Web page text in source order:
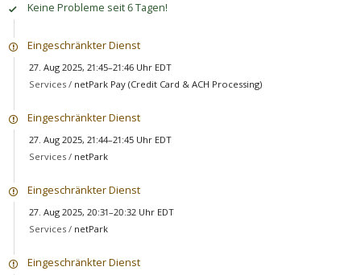
Keine Probleme seit 6 Tagen!
Eingeschränkter Dienst
27. Aug 2025, 21:45–21:46 Uhr EDT
Services / netPark Pay (Credit Card & ACH Processing)
Eingeschränkter Dienst
27. Aug 2025, 21:44–21:45 Uhr EDT
Services / netPark
Eingeschränkter Dienst
27. Aug 2025, 20:31–20:32 Uhr EDT
Services / netPark
Eingeschränkter Dienst